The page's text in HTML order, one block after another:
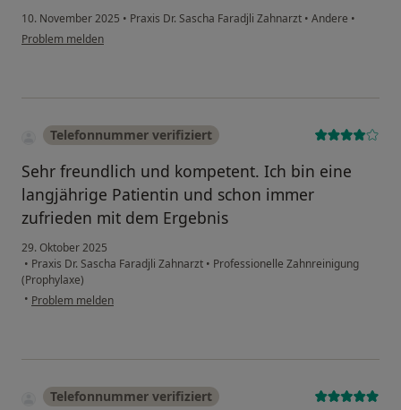
10. November 2025 • Praxis Dr. Sascha Faradjli Zahnarzt • Andere •
Problem melden
Telefonnummer verifiziert
Sehr freundlich und kompetent. Ich bin eine
langjährige Patientin und schon immer
zufrieden mit dem Ergebnis
29. Oktober 2025
• Praxis Dr. Sascha Faradjli Zahnarzt • Professionelle Zahnreinigung
(Prophylaxe)
• Problem melden
Telefonnummer verifiziert